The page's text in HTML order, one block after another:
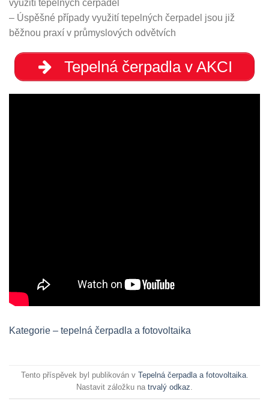
využití tepelných čerpadel
– Úspěšné případy využití tepelných čerpadel jsou již
běžnou praxí v průmyslových odvětvích
Tepelná čerpadla v AKCI
Kategorie – tepelná čerpadla a fotovoltaika
Tento příspěvek byl publikován v Tepelná čerpadla a fotovoltaika.
Nastavit záložku na trvalý odkaz.